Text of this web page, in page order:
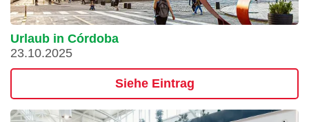
Urlaub in Córdoba
23.10.2025
Siehe Eintrag